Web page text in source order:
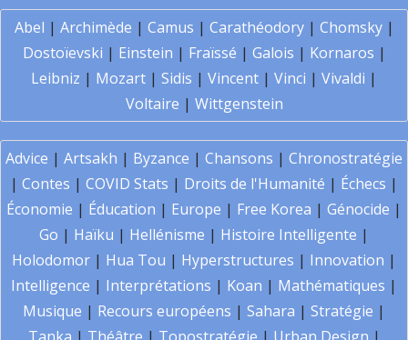
Abel | Archimède | Camus | Carathéodory| Chomsky|
Dostoïevski | Einstein | Fraïssé | Galois | Kornaros |
Leibniz | Mozart | Sidis | Vincent | Vinci | Vivaldi |
Voltaire | Wittgenstein
Advice | Artsakh | Byzance | Chansons | Chronostratégie
| Contes | COVID Stats | Droits de l'Humanité | Échecs |
Économie | Éducation | Europe | Free Korea | Génocide |
Go | Haïku | Hellénisme | Histoire Intelligente |
Holodomor | Hua Tou | Hyperstructures | Innovation |
Intelligence | Interprétations | Koan | Mathématiques |
Musique | Recours européens | Sahara | Stratégie |